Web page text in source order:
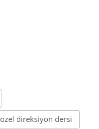
özel direksiyon dersi